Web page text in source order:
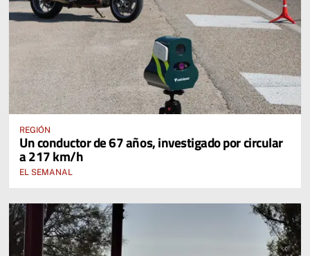
REGIÓN
Un conductor de 67 años, investigado por circular
a 217 km/h
EL SEMANAL